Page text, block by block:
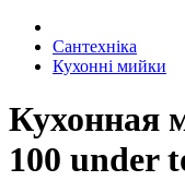
Сантехніка
Кухонні мийки
Кухонная
100 under